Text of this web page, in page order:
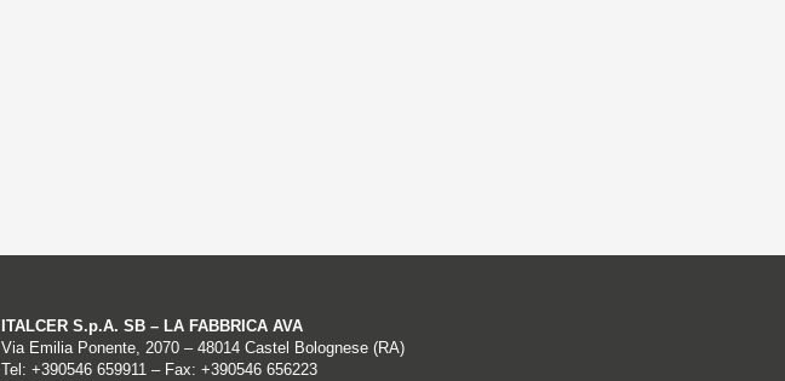
ITALCER S.p.A. SB – LA FABBRICA AVA
Via Emilia Ponente, 2070 – 48014 Castel Bolognese (RA)
Tel: +390546 659911– Fax: +390546 656223